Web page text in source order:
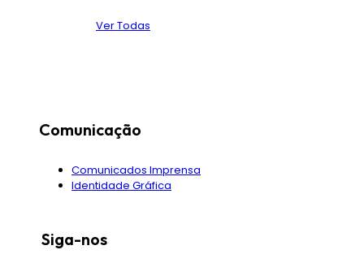
Ver Todas
Comunicação
Comunicados Imprensa
Identidade Gráfica
Siga-nos